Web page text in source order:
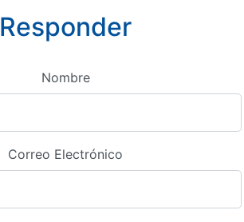
Responder
Nombre
Correo Electrónico